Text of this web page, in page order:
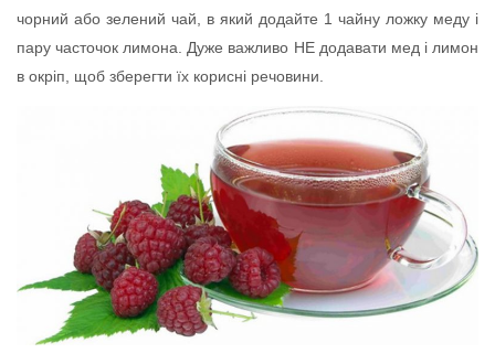
чорний або зелений чай, в який додайте 1 чайну ложку меду і
пару часточок лимона. Дуже важливо НЕ додавати мед і лимон
в окріп, щоб зберегти їх корисні речовини.